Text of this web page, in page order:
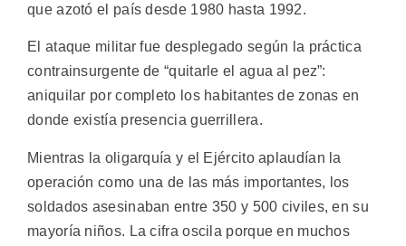
que azotó el país desde 1980 hasta 1992.
El ataque militar fue desplegado según la práctica
contrainsurgente de “quitarle el agua al pez”:
aniquilar por completo los habitantes de zonas en
donde existía presencia guerrillera.
Mientras la oligarquía y el Ejército aplaudían la
operación como una de las más importantes, los
soldados asesinaban entre 350 y 500 civiles, en su
mayoría niños. La cifra oscila porque en muchos